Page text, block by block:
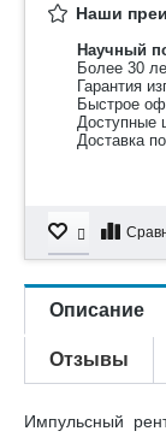
Наши
Научный
Более 30
Гарантия
Быстрое
Доступные
Доставка
Описание
Отзывы
Импульсный